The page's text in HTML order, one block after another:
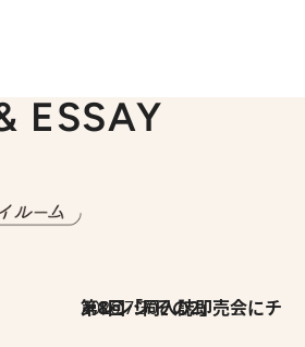
ESSAY
2026.7.30
第8回「同人誌即売会にチャレンジ その2」